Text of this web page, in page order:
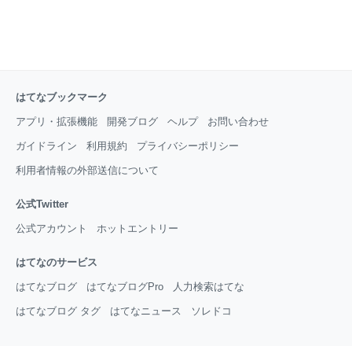
はてなブックマーク
アプリ・拡張機能 開発ブログ ヘルプ お問い合わせ
ガイドライン 利用規約 プライバシーポリシー
利用者情報の外部送信について
公式Twitter
公式アカウント ホットエントリー
はてなのサービス
はてなブログ はてなブログPro 人力検索はてな
はてなブログ タグ はてなニュース ソレドコ